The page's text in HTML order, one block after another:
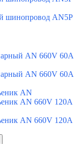
шинопровод AN5P
AN 660V 60A
AN 660V 60A
AN
AN 660V 120A
AN 660V 120A